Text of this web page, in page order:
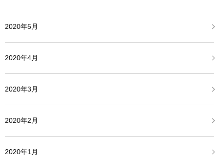
2020年5月
2020年4月
2020年3月
2020年2月
2020年1月